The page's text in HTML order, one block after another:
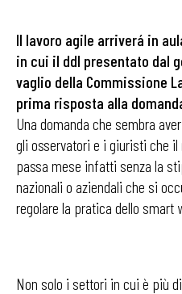
Il lavoro agile arriverá in
in cui il ddl presentato dal
vaglio della Commissione
prima risposta alla
Una domanda che sembra
gli osservatori e i giuristi che
passa mese infatti senza la
nazionali o aziendali che si
regolare la pratica dello smart
Non solo i settori in cui è più